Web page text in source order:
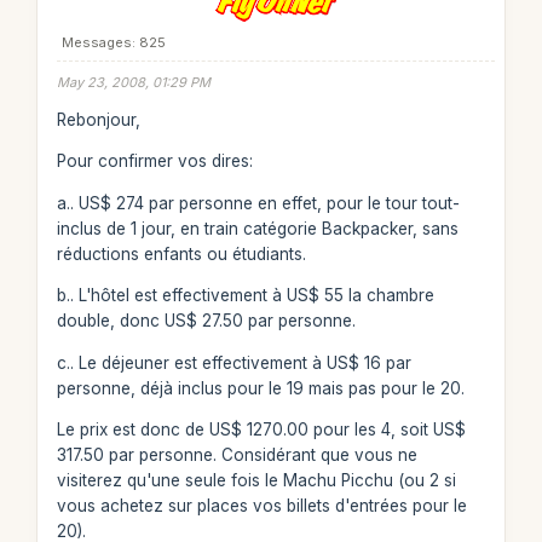
Messages: 825
May 23, 2008, 01:29 PM
Rebonjour,
Pour confirmer vos dires:
a.. US$ 274 par personne en effet, pour le tour tout-
inclus de 1 jour, en train catégorie Backpacker, sans
réductions enfants ou étudiants.
b.. L'hôtel est effectivement à US$ 55 la chambre
double, donc US$ 27.50 par personne.
c.. Le déjeuner est effectivement à US$ 16 par
personne, déjà inclus pour le 19 mais pas pour le 20.
Le prix est donc de US$ 1270.00 pour les 4, soit US$
317.50 par personne. Considérant que vous ne
visiterez qu'une seule fois le Machu Picchu (ou 2 si
vous achetez sur places vos billets d'entrées pour le
20).